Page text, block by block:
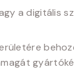
a digitális